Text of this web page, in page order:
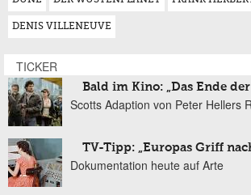
DENIS VILLENEUVE
TICKER
Bald im Kino: „Das Ende
Scotts Adaption von Peter Hellers
TV-Tipp: „Europas Griff
Dokumentation heute auf Arte